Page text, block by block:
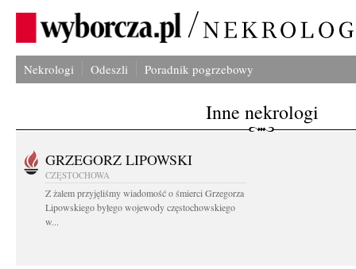
Nekrologi Odeszli Poradnik pogrzebowy
Inne nekrologi
GRZEGORZ LIPOWSKI
CZĘSTOCHOWA
Z żalem przyjęliśmy wiadomość o śmierci Grzegorza
Lipowskiego byłego wojewody częstochowskiego
w...